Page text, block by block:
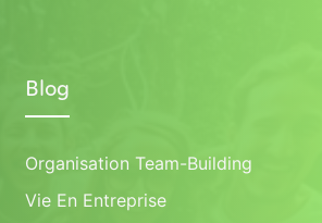
Blog
Organisation Team-Building
Vie En Entreprise